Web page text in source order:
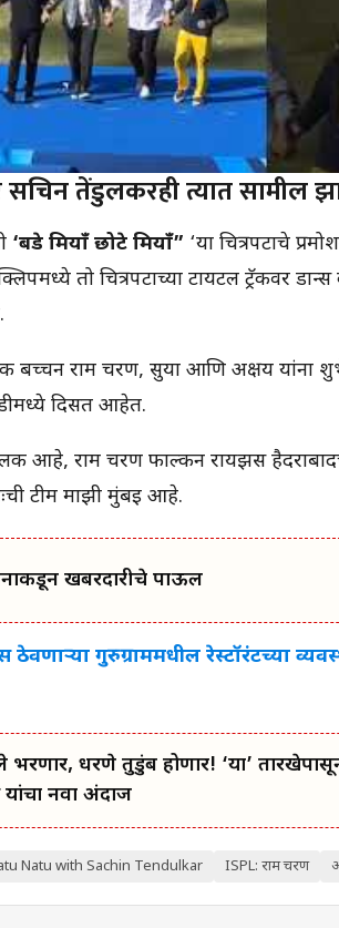
सचिन तेंडुलकरही त्यात सामील
‘बडे मियाँ छोटे मियाँ” ‘या चित्रपटाचे
तो चित्रपटाच्या टायटल ट्रॅकवर
राम चरण, सुर्या आणि अक्षय यांना
दिसत आहेत.
आहे, राम चरण फाल्कन रायझर्स
टीम माझी मुंबई आहे.
खबरदारीचे पाऊल
गुरुग्राममधील रेस्टॉरंटच्या
धरणे तुडुंब होणार! ‘या’
नवा अंदाज
Natu with Sachin Tendulkar ISPL: राम चरण